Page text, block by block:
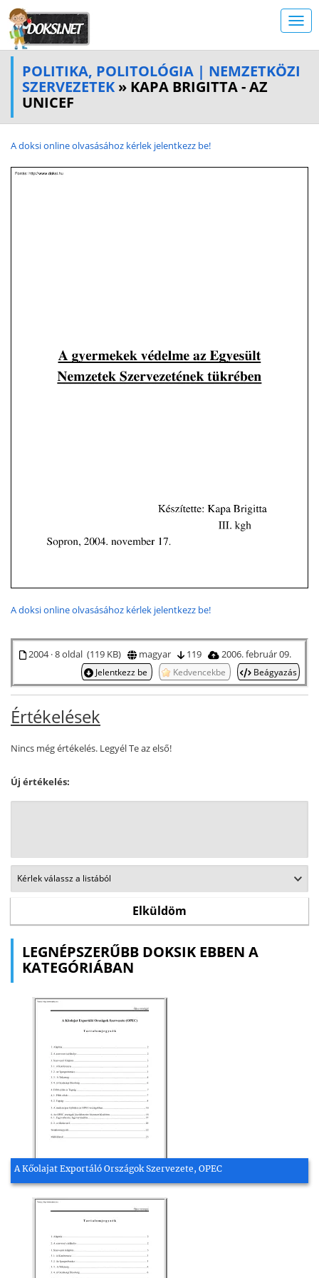
POLITIKA, POLITOLÓGIA | NEMZETKÖZI
SZERVEZETEK » KAPA BRIGITTA - AZ
UNICEF
A doksi online olvasásához kérlek jelentkezz be!
A doksi online olvasásához kérlek jelentkezz be!
2004 · 8 oldal (119 KB) magyar 119 2006. február 09.
Jelentkezz be Kedvencekbe Beágyazás
Értékelések
Nincs még értékelés. Legyél Te az első!
Új értékelés:
LEGNÉPSZERŰBB DOKSIK EBBEN A
KATEGÓRIÁBAN
A Kőolajat Exportáló Országok Szervezete, OPEC